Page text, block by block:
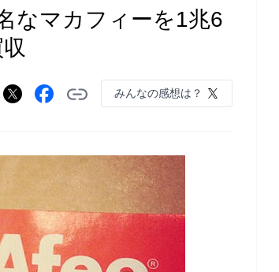
なマカフィーを1兆6
みんなの感想は？